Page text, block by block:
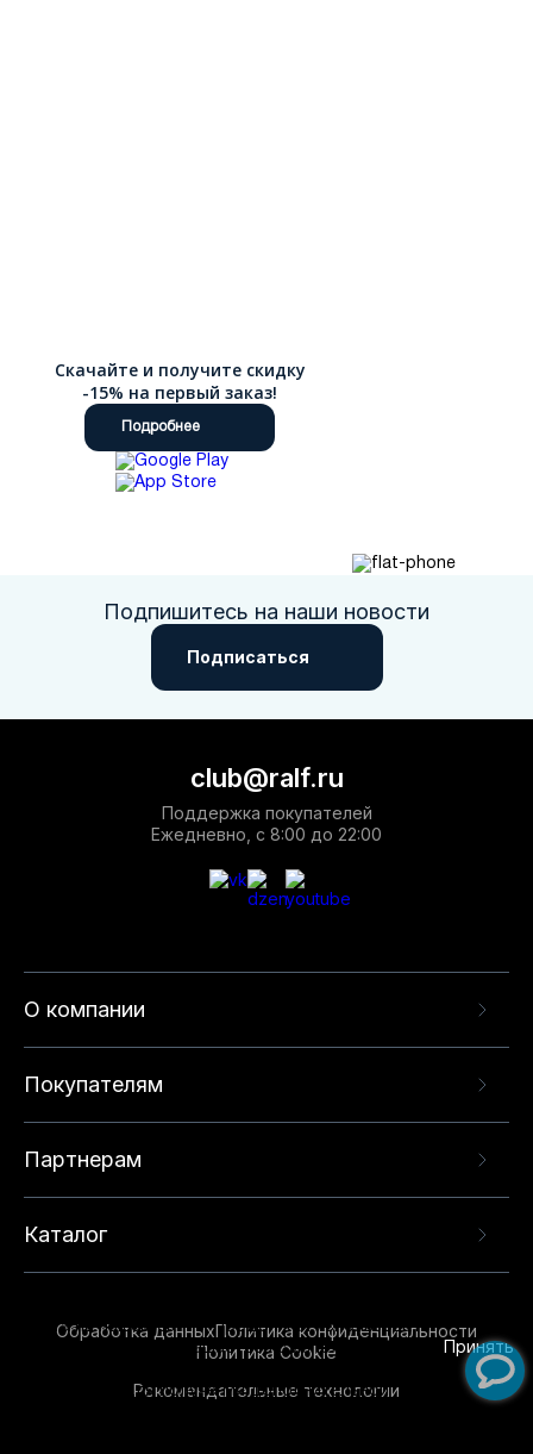
Скачайте и получите скидку
-15% на первый заказ!
Подробнее
Подпишитесь на наши новости
Подписаться
О компании
Покупателям
Партнерам
Каталог
club@ralf.ru
Поддержка покупателей
Ежедневно, с 8:00 до 22:00
Обработка данныхПолитика конфиденциальности
Политика Cookie
Рекомендательные технологии
опыта на нашем сайте. Продолжая использовать
данный сайт, вы соглашаетесь с использованием
технологий. Для получения дополнительной
Принять